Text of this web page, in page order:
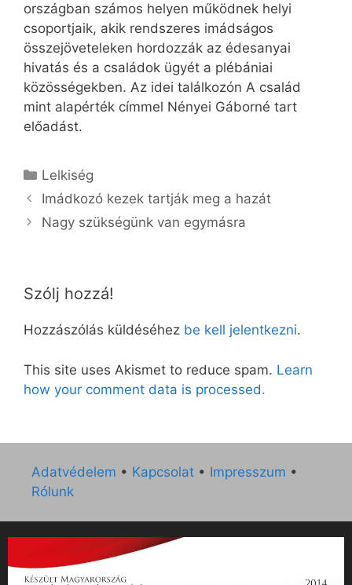
országban számos helyen működnek helyi
csoportjaik, akik rendszeres imádságos
összejöveteleken hordozzák az édesanyai
hivatás és a családok ügyét a plébániai
közösségekben. Az idei találkozón A család
mint alapérték címmel Nényei Gáborné tart
előadást.
Kategória
Lelkiség
Imádkozó kezek tartják meg a hazát
Nagy szükségünk van egymásra
Szólj hozzá!
Hozzászólás küldéséhez be kell jelentkezni.
This site uses Akismet to reduce spam. Learn
how your comment data is processed.
Adatvédelem • Kapcsolat • Impresszum •
Rólunk